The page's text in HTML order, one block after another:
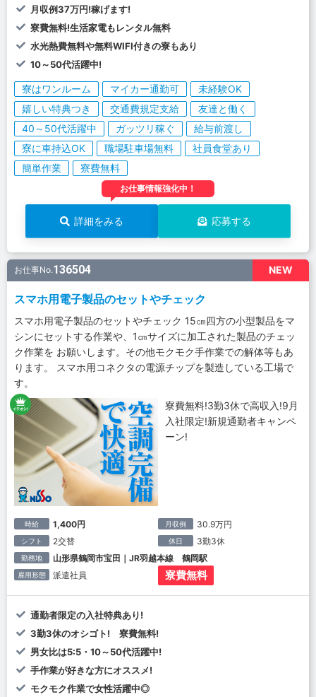
月収例37万円!稼げます!
寮費無料!生活家電もレンタル無料
水光熱費無料や無料WIFI付きの寮もあり
10～50代活躍中!
寮はワンルーム マイカー通勤可
未経験OK
嬉しい特典つき
交通費規定支給
友達と働く
40～50代活躍中
ガッツリ稼ぐ
給与前渡し
寮に車持込OK
職場駐車場無料
社員食堂あり
簡単作業
寮費無料
お仕事情報強化中！
詳細をみる 応募する
NEW
お仕事No.136504
スマホ用電子製品のセットやチェック
スマホ用電子製品のセットやチェック 15㎝四方の小型製品をマ
シンにセットする作業や、1㎝サイズに加工された製品のチェッ
ク作業を お願いします。その他モクモク手作業での解体等もあ
ります。 スマホ用コネクタの電源チップを製造している工場で
す。
寮費無料!3勤3休で高収入!9月
入社限定!新規通勤者キャンペ
ーン!
時給 1,400円 月収例 30.9万円
シフト 2交替 休日 3勤3休
勤務地 山形県鶴岡市宝田｜JR羽越本線 鶴岡駅
雇用形態 派遣社員 寮費無料
通勤者限定の入社特典あり!
3勤3休のオシゴト! 寮費無料!
男女比は5:5・10～50代活躍中!
手作業が好きな方にオススメ!
モクモク作業で女性活躍中◎